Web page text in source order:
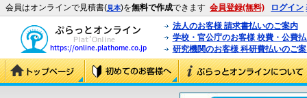
会員はオンラインで見積書(見本)を無料で作成できます 会員登録(無料) ログイン
法人のお客様 請求書払いのご案内
学校・官公庁のお客様 校費・公費
研究機関のお客様 科研費払いのご